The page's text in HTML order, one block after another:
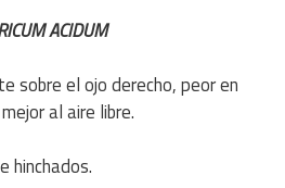
ACIDUM
sobre el ojo derecho, peor en
al aire libre.
hinchados.